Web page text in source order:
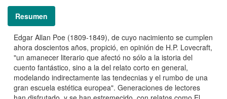
Resumen
Edgar Allan Poe (1809-1849), de cuyo nacimiento se cumplen
ahora doscientos años, propició, en opinión de H.P. Lovecraft,
"un amanecer literario que afectó no sólo a la istoria del
cuento fantástico, sino a la del relato corto en general,
modelando indirectamente las tendecnias y el rumbo de una
gran escuela estética europea". Generaciones de lectores